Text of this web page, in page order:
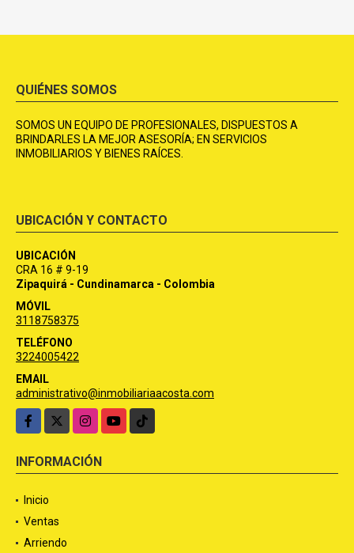
QUIÉNES SOMOS
SOMOS UN EQUIPO DE PROFESIONALES, DISPUESTOS A
BRINDARLES LA MEJOR ASESORÍA; EN SERVICIOS
INMOBILIARIOS Y BIENES RAÍCES.
UBICACIÓN Y CONTACTO
UBICACIÓN
CRA 16 # 9-19
Zipaquirá - Cundinamarca - Colombia
MÓVIL
3118758375
TELÉFONO
3224005422
EMAIL
administrativo@inmobiliariaacosta.com
Facebook
InstagramYouTubeTikTok
INFORMACIÓN
Inicio
Ventas
Arriendo